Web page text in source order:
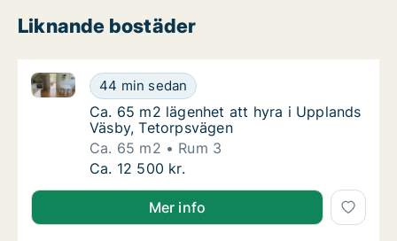
Liknande bostäder
Ca. 65 m2 lägenhet att hyra i Upplands
44 min sedan
Ca. 65 m2 lägenhet att hyra i Upplands Väsby,
Ca. 65 m2 lägenhet att hyra i Upplands
Ca. 65 m2 lägenhet att hyra i Upplands
Väsby, Tetorpsvägen
Ca. 65 m2
Rum 3
Ca. 65 m2 lägenhet att hyra i Upplands
Ca. 12 500 kr.
Mer info